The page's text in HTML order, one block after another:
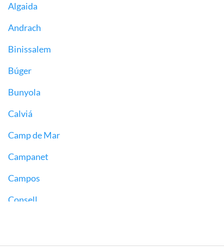
Algaida
Andrach
Binissalem
Búger
Bunyola
Calviá
Camp de Mar
Campanet
Campos
Consell